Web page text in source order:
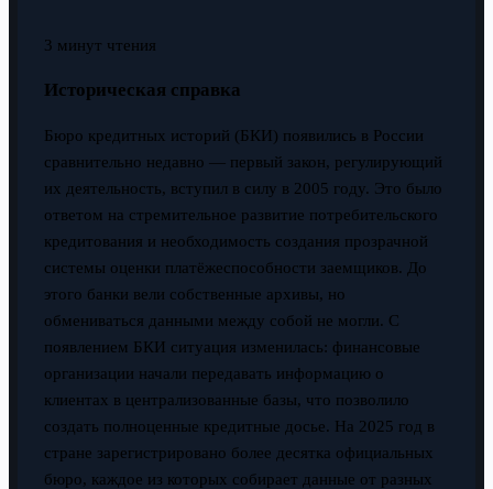
3 минут чтения
Историческая справка
Бюро кредитных историй (БКИ) появились в России
сравнительно недавно — первый закон, регулирующий
их деятельность, вступил в силу в 2005 году. Это было
ответом на стремительное развитие потребительского
кредитования и необходимость создания прозрачной
системы оценки платёжеспособности заемщиков. До
этого банки вели собственные архивы, но
обмениваться данными между собой не могли. С
появлением БКИ ситуация изменилась: финансовые
организации начали передавать информацию о
клиентах в централизованные базы, что позволило
создать полноценные кредитные досье. На 2025 год в
стране зарегистрировано более десятка официальных
бюро, каждое из которых собирает данные от разных